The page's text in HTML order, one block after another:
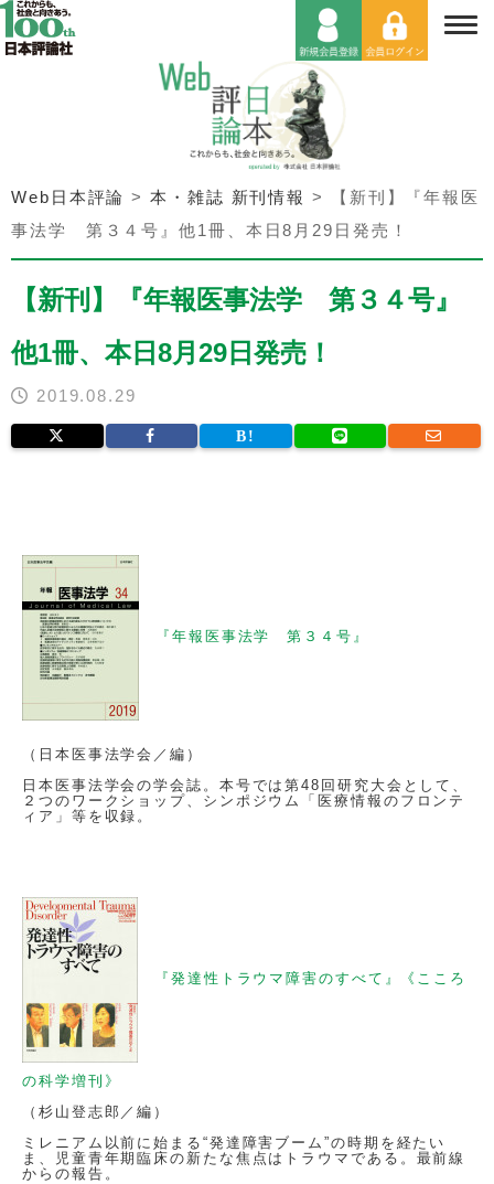
Web日本評論 >本・雑誌 新刊情報 >
【新刊】『年報医
事法学 第３４号』他1冊、本日8月29日発売！
【新刊】『年報医事法学 第３４号』
他1冊、本日8月29日発売！
2019.08.29
『年報医事法学 第３４号』
（日本医事法学会／編）
日本医事法学会の学会誌。本号では第48回研究大会として、
２つのワークショップ、シンポジウム「医療情報のフロンテ
ィア」等を収録。
『発達性トラウマ障害のすべて』《こころ
の科学増刊》
（杉山登志郎／編）
ミレニアム以前に始まる“発達障害ブーム”の時期を経たい
ま、児童青年期臨床の新たな焦点はトラウマである。最前線
からの報告。